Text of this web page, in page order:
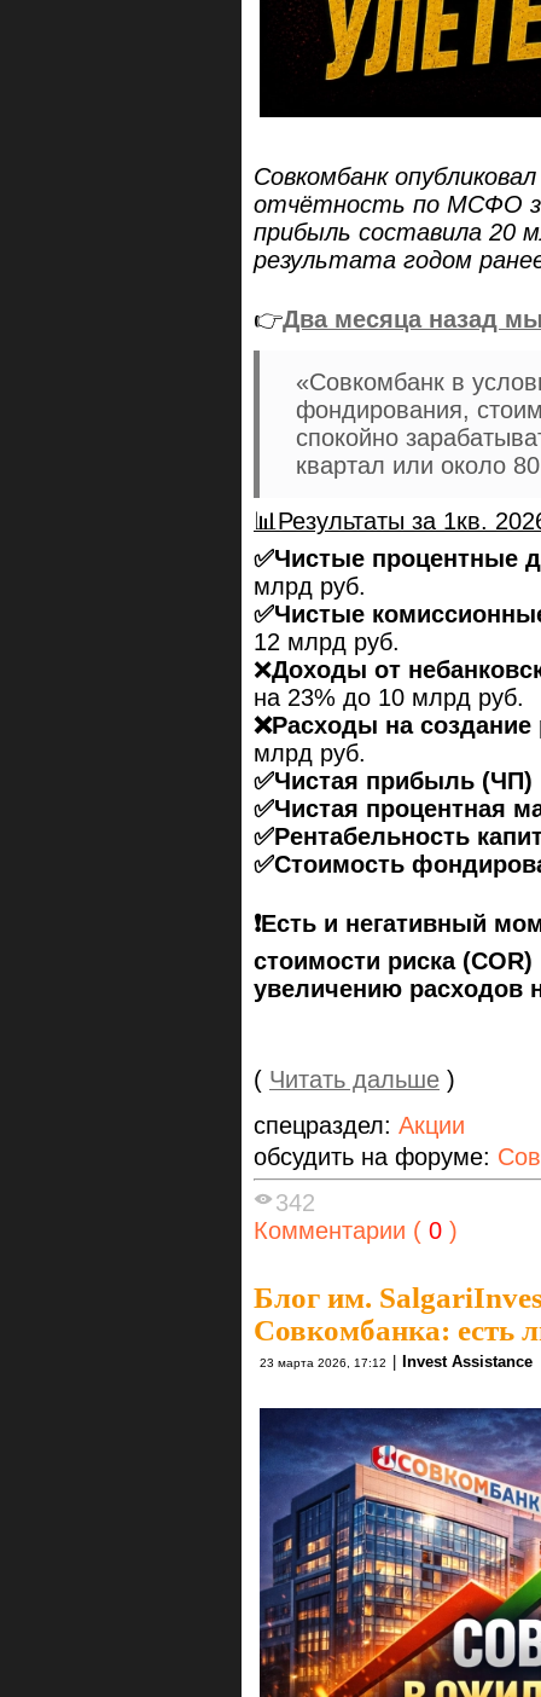
Совкомбанк
отчётность по МСФО
прибыль составила 20
результата годом
👉Два месяца назад
«Совкомбанк в
фондирования,
спокойно
квартал или около
📊Результаты за 1кв.
✅Чистые процентные
млрд руб.
✅Чистые
12 млрд руб.
❌Доходы от
на 23% до 10 млрд руб.
❌Расходы на
млрд руб.
✅Чистая прибыль (ЧП)
✅Чистая процентная
✅Рентабельность
✅Стоимость
❗️Есть и негативный
стоимости риска
увеличению расходов
( Читать дальше )
спецраздел: Акции
обсудить на форуме:
342
Комментарии ( 0 )
Блог им.
Совкомбанка: есть
23 марта 2026, 17:12 Invest Assistance